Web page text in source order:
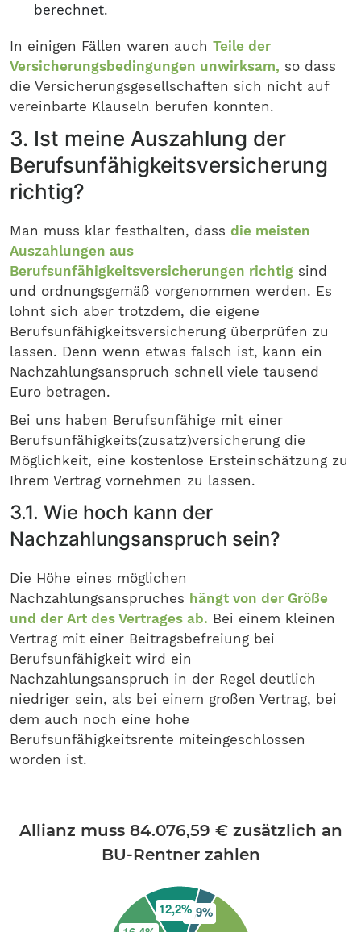
berechnet.
In einigen Fällen waren auch Teile der
Versicherungsbedingungen unwirksam, so dass
die Versicherungsgesellschaften sich nicht auf
vereinbarte Klauseln berufen konnten.
3. Ist meine Auszahlung der
Berufsunfähigkeitsversicherung
richtig?
Man muss klar festhalten, dass die meisten
Auszahlungen aus
Berufsunfähigkeitsversicherungen richtig sind
und ordnungsgemäß vorgenommen werden. Es
lohnt sich aber trotzdem, die eigene
Berufsunfähigkeitsversicherung überprüfen zu
lassen. Denn wenn etwas falsch ist, kann ein
Nachzahlungsanspruch schnell viele tausend
Euro betragen.
Bei uns haben Berufsunfähige mit einer
Berufsunfähigkeits(zusatz)versicherung die
Möglichkeit, eine kostenlose Ersteinschätzung zu
Ihrem Vertrag vornehmen zu lassen.
3.1. Wie hoch kann der
Nachzahlungsanspruch sein?
Die Höhe eines möglichen
Nachzahlungsanspruches hängt von der Größe
und der Art des Vertrages ab. Bei einem kleinen
Vertrag mit einer Beitragsbefreiung bei
Berufsunfähigkeit wird ein
Nachzahlungsanspruch in der Regel deutlich
niedriger sein, als bei einem großen Vertrag, bei
dem auch noch eine hohe
Berufsunfähigkeitsrente miteingeschlossen
worden ist.
Allianz muss 84.076,59 € zusätzlich an
BU-Rentner zahlen